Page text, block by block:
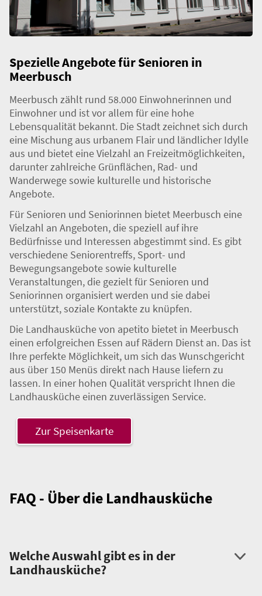
Spezielle Angebote für Senioren in
Meerbusch
Meerbusch zählt rund 58.000 Einwohnerinnen und
Einwohner und ist vor allem für eine hohe
Lebensqualität bekannt. Die Stadt zeichnet sich durch
eine Mischung aus urbanem Flair und ländlicher Idylle
aus und bietet eine Vielzahl an Freizeitmöglichkeiten,
darunter zahlreiche Grünflächen, Rad- und
Wanderwege sowie kulturelle und historische
Angebote.
Für Senioren und Seniorinnen bietet Meerbusch eine
Vielzahl an Angeboten, die speziell auf ihre
Bedürfnisse und Interessen abgestimmt sind. Es gibt
verschiedene Seniorentreffs, Sport- und
Bewegungsangebote sowie kulturelle
Veranstaltungen, die gezielt für Senioren und
Seniorinnen organisiert werden und sie dabei
unterstützt, soziale Kontakte zu knüpfen.
Die Landhausküche von apetito bietet in Meerbusch
einen erfolgreichen Essen auf Rädern Dienst an. Das ist
Ihre perfekte Möglichkeit, um sich das Wunschgericht
aus über 150 Menüs direkt nach Hause liefern zu
lassen. In einer hohen Qualität verspricht Ihnen die
Landhausküche einen zuverlässigen Service.
Zur Speisenkarte
FAQ - Über die Landhausküche
Welche Auswahl gibt es in der
Landhausküche?